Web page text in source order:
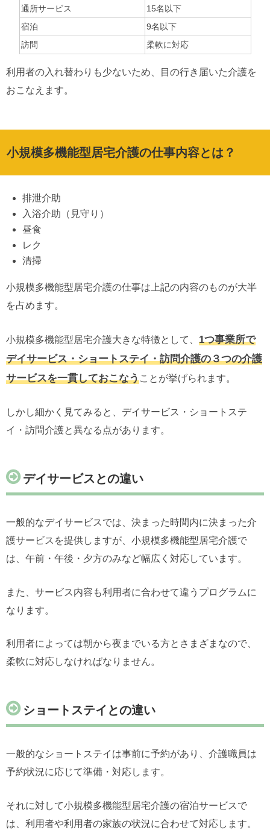
通所サービス
15名以下
宿泊
9名以下
訪問
柔軟に対応
利用者の入れ替わりも少ないため、目の行き届いた介護を
おこなえます。
小規模多機能型居宅介護の仕事内容とは？
排泄介助
入浴介助（見守り）
昼食
レク
清掃
小規模多機能型居宅介護の仕事は上記の内容のものが大半
を占めます。
小規模多機能型居宅介護大きな特徴として、 1つ事業所で
デイサービス・ショートステイ・訪問介護の３つの介護
サービスを一貫しておこなうことが挙げられます。
しかし細かく見てみると、デイサービス・ショートステ
イ・訪問介護と異なる点があります。
デイサービスとの違い
一般的なデイサービスでは、決まった時間内に決まった介
護サービスを提供しますが、小規模多機能型居宅介護で
は、午前・午後・夕方のみなど幅広く対応しています。
また、サービス内容も利用者に合わせて違うプログラムに
なります。
利用者によっては朝から夜までいる方とさまざまなので、
柔軟に対応しなければなりません。
ショートステイとの違い
一般的なショートステイは事前に予約があり、介護職員は
予約状況に応じて準備・対応します。
それに対して小規模多機能型居宅介護の宿泊サービスで
は、利用者や利用者の家族の状況に合わせて対応します。